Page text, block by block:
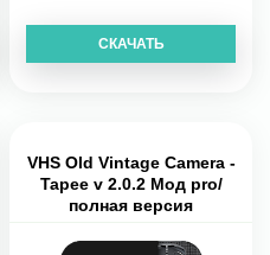
СКАЧАТЬ
VHS Old Vintage Camera -
Tapee v 2.0.2 Мод pro/
полная версия